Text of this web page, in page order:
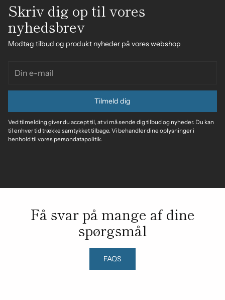
Skriv dig op til vores
nyhedsbrev
Modtag tilbud og produkt nyheder på vores webshop
Tilmeld dig
Ved tilmelding giver du accept til, at vi må sende dig tilbud og nyheder. Du kan
til enhver tid trække samtykket tilbage. Vi behandler dine oplysninger i
henhold til vores persondatapolitik.
Få svar på mange af dine
spørgsmål
FAQS